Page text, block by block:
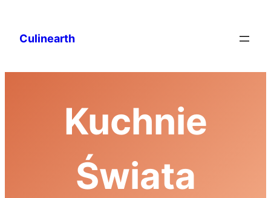
Culinearth
Kuchnie
Świata